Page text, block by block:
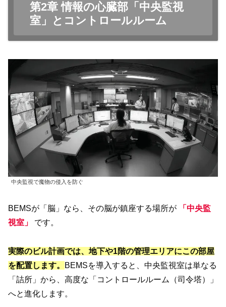
第2章 情報の心臓部「中央監視
室」とコントロールルーム
中央監視で魔物の侵入を防ぐ
BEMSが「脳」なら、その脳が鎮座する場所が
「中央監
視室」
です。
実際のビル計画では、地下や1階の管理エリアにこの部屋
を配置します。
BEMSを導入すると、中央監視室は単なる
「詰所」から、高度な「コントロールルーム（司令塔）」
へと進化します。